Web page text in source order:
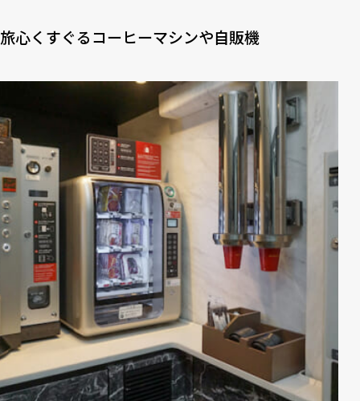
旅心くすぐるコーヒーマシンや自販機